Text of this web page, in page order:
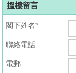
搵樓留言
閣下姓名*
聯絡電話
電郵